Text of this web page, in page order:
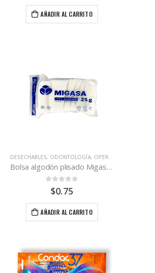
AÑADIR AL CARRITO
DESECHABLES, ODONTOLOGÍA, OPERATORIA DENTAL
Bolsa algodón plisado Migasa 25 g
out of 5
$0.75
AÑADIR AL CARRITO